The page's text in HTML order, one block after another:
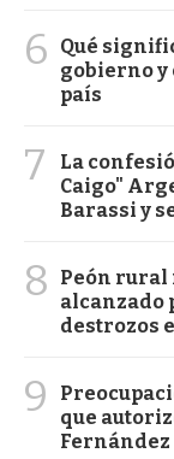
6
Qué
gobierno y
país
7
La
Caigo"
Barassi y
8
Peón rural
alcanzado
destrozos
9
que